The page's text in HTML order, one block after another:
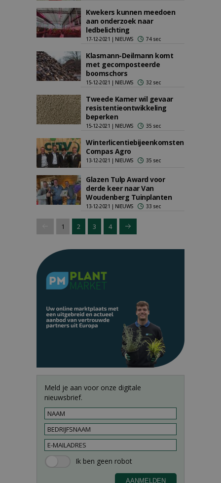
Kwekers kunnen meedoen
aan onderzoek naar
ledbelichting
17-12-2021 | NIEUWS 74 sec
Klasmann-Deilmann komt
met gecomposteerde
boomschors
15-12-2021 | NIEUWS 32 sec
Tweede Kamer wil gevaar
resistentieontwikkeling
beperken
15-12-2021 | NIEUWS 35 sec
Winterlicentiebijeenkomsten
Compas Agro
13-12-2021 | NIEUWS 35 sec
Glazen Tulp Award voor
derde keer naar Van
Woudenberg Tuinplanten
13-12-2021 | NIEUWS 33 sec
1 2 3 4
Meld je aan voor onze digitale
nieuwsbrief.